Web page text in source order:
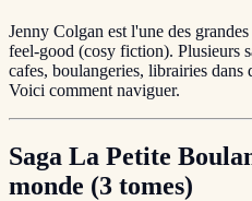
Jenny Colgan est l'une des
feel-good (cosy fiction). Plusieurs
cafes, boulangeries, librairies dans
Voici comment naviguer.
Saga La Petite
monde (3 tomes)